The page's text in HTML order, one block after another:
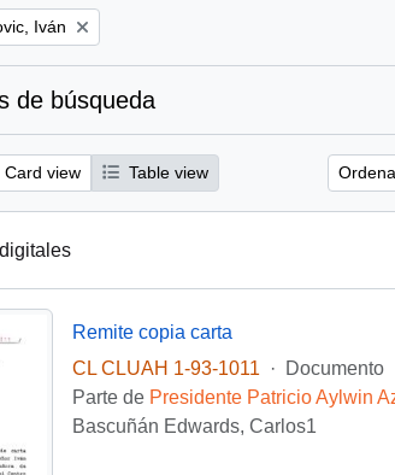
filter:
Iván
de búsqueda
Card view Table view
Remite copia carta
CL CLUAH 1-93-1011
· Documento
Parte de Presidente Patricio Aylwin
Bascuñán Edwards, Carlos1